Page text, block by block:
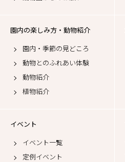
園内の楽しみ方・動物紹介
園内・季節の見どころ
動物とのふれあい体験
動物紹介
植物紹介
イベント
イベント一覧
定例イベント